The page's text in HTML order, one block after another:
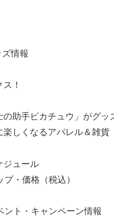
情報
！
助手ピカチュウ」がグッ
しくなるアパレル＆雑貨
ジュール
・価格（税込）
ント・キャンペーン情報